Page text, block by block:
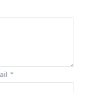
*